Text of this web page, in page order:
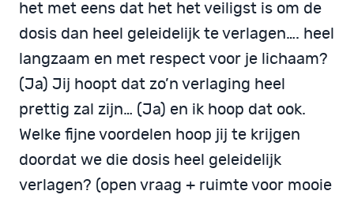
het met eens dat het het veiligst is om de
dosis dan heel geleidelijk te verlagen…. heel
langzaam en met respect voor je lichaam?
(Ja) Jij hoopt dat zo’n verlaging heel
prettig zal zijn… (Ja) en ik hoop dat ook.
Welke fijne voordelen hoop jij te krijgen
doordat we die dosis heel geleidelijk
verlagen? (open vraag + ruimte voor mooie